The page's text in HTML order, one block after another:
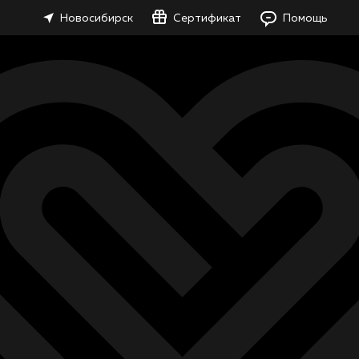
Новосибирск Сертификат Помощь